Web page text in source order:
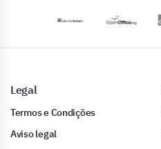
Legal
Termos e Condições
Aviso legal